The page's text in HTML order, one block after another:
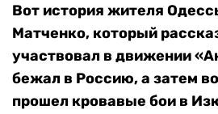
Вот история жителя
Матченко, который
участвовал в движении
бежал в Россию, а затем
прошел кровавые бои в